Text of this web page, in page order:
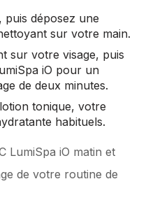
puis déposez une
sur votre main.
sur votre visage, puis
iO pour un
de deux minutes.
tonique, votre
habituels.
LumiSpa iO matin et
de votre routine de